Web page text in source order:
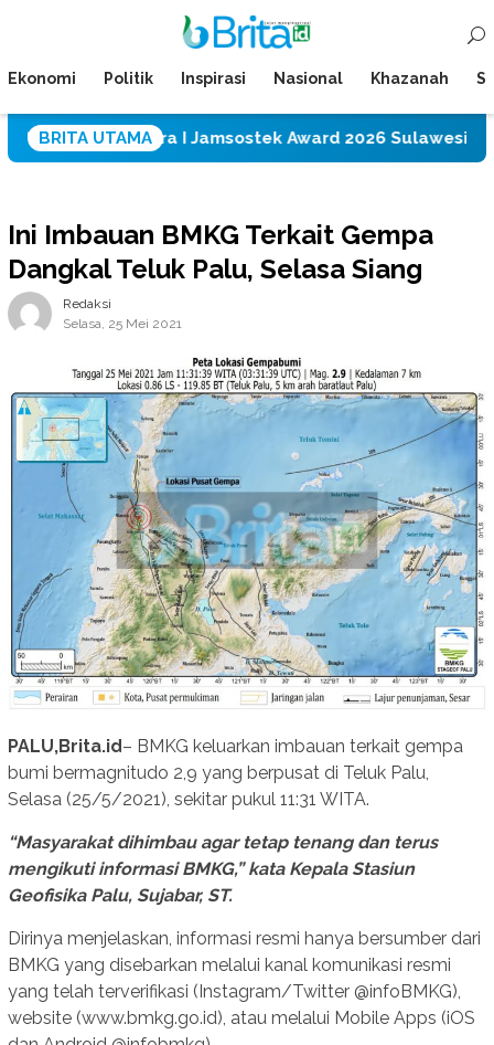
Mobile
Ekonomi Politik Inspirasi Nasional Khazanah
BRITA UTAMA
Juara I Jamsostek Award 2026 Sulawesi Tengah
Ini Imbauan BMKG Terkait Gempa
Dangkal Teluk Palu, Selasa Siang
Redaksi
Selasa, 25 Mei 2021
PALU,Brita.id– BMKG keluarkan imbauan terkait gempa
bumi bermagnitudo 2,9 yang berpusat di Teluk Palu,
Selasa (25/5/2021), sekitar pukul 11:31 WITA.
“Masyarakat dihimbau agar tetap tenang dan terus
mengikuti informasi BMKG,” kata Kepala Stasiun
Geofisika Palu, Sujabar, ST.
Dirinya menjelaskan, informasi resmi hanya bersumber dari
BMKG yang disebarkan melalui kanal komunikasi resmi
yang telah terverifikasi (Instagram/Twitter @infoBMKG),
website (www.bmkg.go.id), atau melalui Mobile Apps (iOS